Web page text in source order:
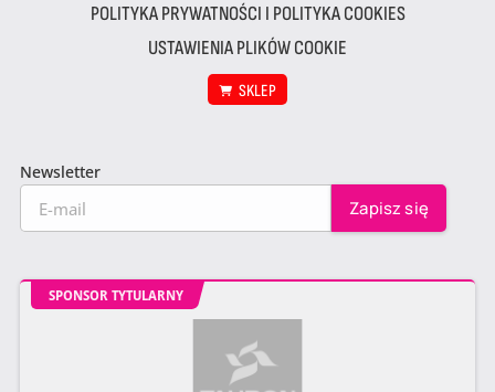
POLITYKA PRYWATNOŚCI I POLITYKA COOKIES
USTAWIENIA PLIKÓW COOKIE
SKLEP
Newsletter
SPONSOR TYTULARNY